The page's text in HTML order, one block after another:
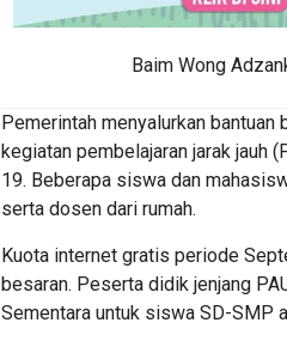
Baim Wong
Pemerintah menyalurkan
kegiatan pembelajaran jarak jauh
19. Beberapa siswa dan
serta dosen dari rumah.
Kuota internet gratis periode
besaran. Peserta didik jenjang
Sementara untuk siswa SD-SMP